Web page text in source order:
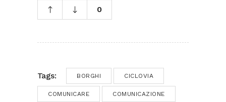
0
Tags: BORGHI CICLOVIA
COMUNICARE COMUNICAZIONE